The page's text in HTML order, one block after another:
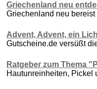
Griechenland neu
Griechenland neu bereist
Advent, Advent, ein
Gutscheine.de versüßt
Ratgeber zum Thema
Hautunreinheiten, Pickel